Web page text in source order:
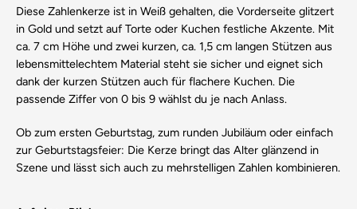
Diese Zahlenkerze ist in Weiß gehalten, die Vorderseite glitzert
in Gold und setzt auf Torte oder Kuchen festliche Akzente. Mit
ca. 7 cm Höhe und zwei kurzen, ca. 1,5 cm langen Stützen aus
lebensmittelechtem Material steht sie sicher und eignet sich
dank der kurzen Stützen auch für flachere Kuchen. Die
passende Ziffer von 0 bis 9 wählst du je nach Anlass.
Ob zum ersten Geburtstag, zum runden Jubiläum oder einfach
zur Geburtstagsfeier: Die Kerze bringt das Alter glänzend in
Szene und lässt sich auch zu mehrstelligen Zahlen kombinieren.